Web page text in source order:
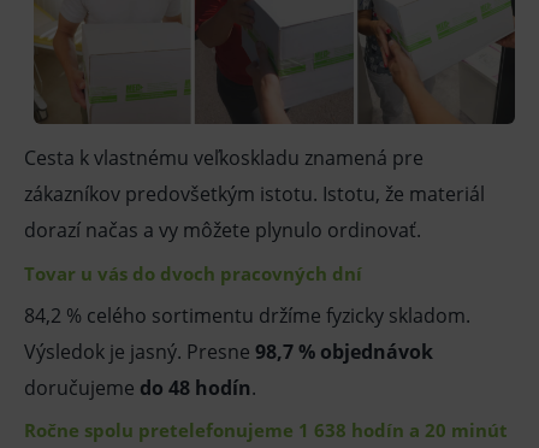
Cesta k vlastnému veľkoskladu znamená pre
zákazníkov predovšetkým istotu. Istotu, že materiál
dorazí načas a vy môžete plynulo ordinovať.
Tovar u vás do dvoch pracovných dní
84,2 % celého sortimentu držíme fyzicky skladom.
Výsledok je jasný. Presne 98,7 % objednávok
doručujeme do 48 hodín.
Ročne spolu pretelefonujeme 1 638 hodín a 20 minút